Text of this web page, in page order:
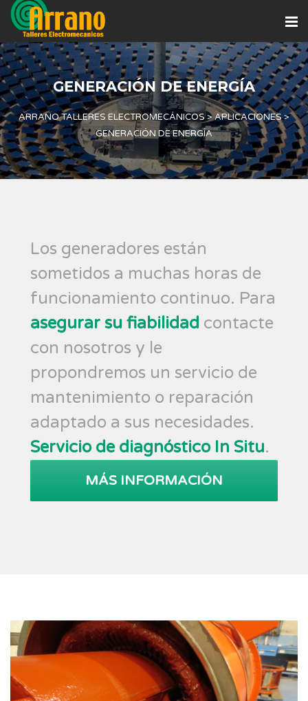
GENERACIÓN DE ENERGÍA
ARRANO TALLERES ELECTROMECÁNICOS>APLICACIONES>
GENERACIÓN DE ENERGÍA
Los generadores están
sometidos a muchas horas de
funcionamiento continuo. Para
asegurar su fiabilidad contacte
con nosotros y le
propondremos un servicio de
mantenimiento o reparación
adaptado a sus necesidades.
Servicio de diagnóstico In Situ.
MÁS INFORMACIÓN